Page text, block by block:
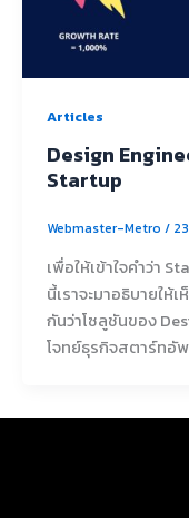
Articles
Design
Startup
Webmaster-Metro /
เพื่อให้เข้าใจคำว่า
นี้เราจะมาอธิบายให้
กันว่าโซลูชันของ
โจทย์ธุรกิจสตาร์ทอั